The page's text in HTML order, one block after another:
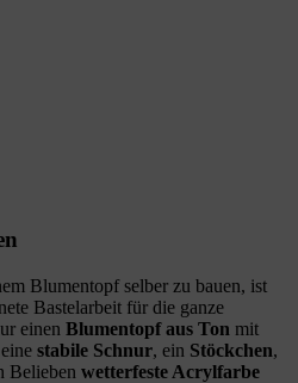
Blumentopf selber zu bauen, ist
Bastelarbeit für die ganze
einen Blumentopf aus Ton mit
stabile Schnur, ein Stöckchen,
Belieben wetterfeste Acrylfarbe